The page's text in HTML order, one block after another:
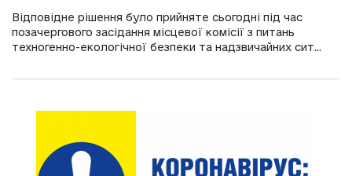
Відповідне рішення було прийняте сьогодні під час
позачергового засідання місцевої комісії з питань
техногенно-екологічної безпеки та надзвичайних сит...